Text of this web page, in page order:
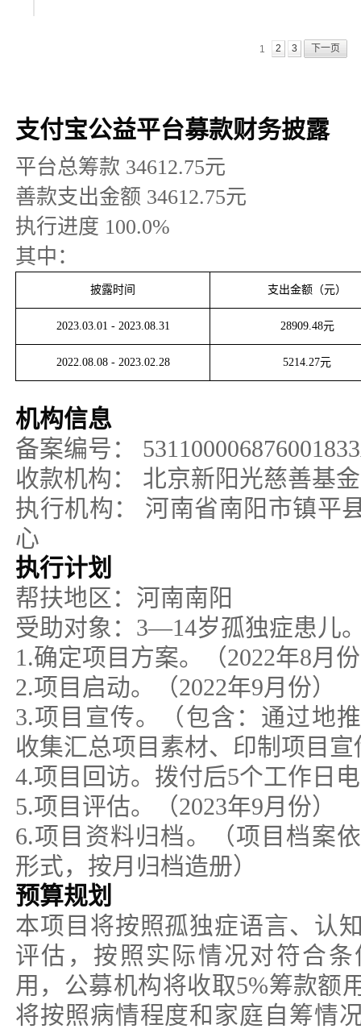
1 2 3 下一页
支付宝公益平台募款财务披露
平台总筹款 34612.75元
善款支出金额 34612.75元
执行进度 100.0%
其中：
披露时间 支出金额（元）
2023.03.01 - 2023.08.31 28909.48元
2022.08.08- 2023.02.28 5214.27元
机构信息
备案编号：
收款机构：
北京新阳光慈善基
执行机构：
河南省南阳市镇平
心
执行计划
帮扶地区：河南南阳
受助对象：3—14岁孤独症患儿
1.确定项目方案。（2022年8月
2.项目启动。（2022年9月份）
3.项目宣传。（包含：通过地
收集汇总项目素材、印制项目宣
4.项目回访。拨付后5个工作日
5.项目评估。（2023年9月份）
6.项目资料归档。（项目档案
形式，按月归档造册）
预算规划
本项目将按照孤独症语言、认
评估，按照实际情况对符合
用，公募机构将收取5%筹款额
将按照病情程度和家庭自筹情